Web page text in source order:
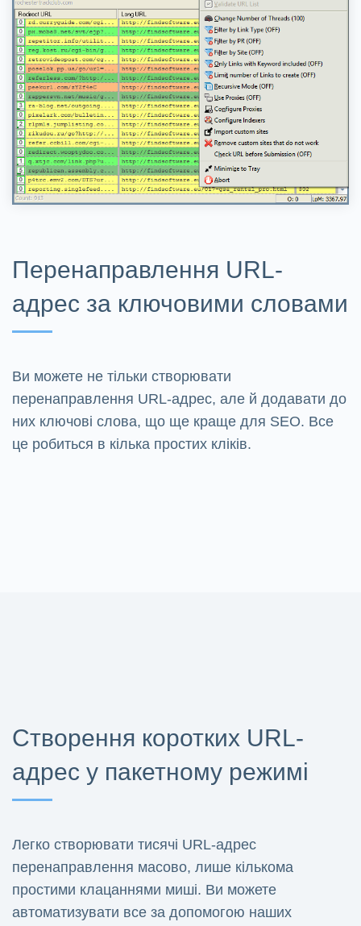
Перенаправлення URL-
адрес за ключовими словами
Ви можете не тільки створювати
перенаправлення URL-адрес, але й додавати до
них ключові слова, що ще краще для SEO. Все
це робиться в кілька простих кліків.
Створення коротких URL-
адрес у пакетному режимі
Легко створювати тисячі URL-адрес
перенаправлення масово, лише кількома
простими клацаннями миші. Ви можете
автоматизувати все за допомогою наших